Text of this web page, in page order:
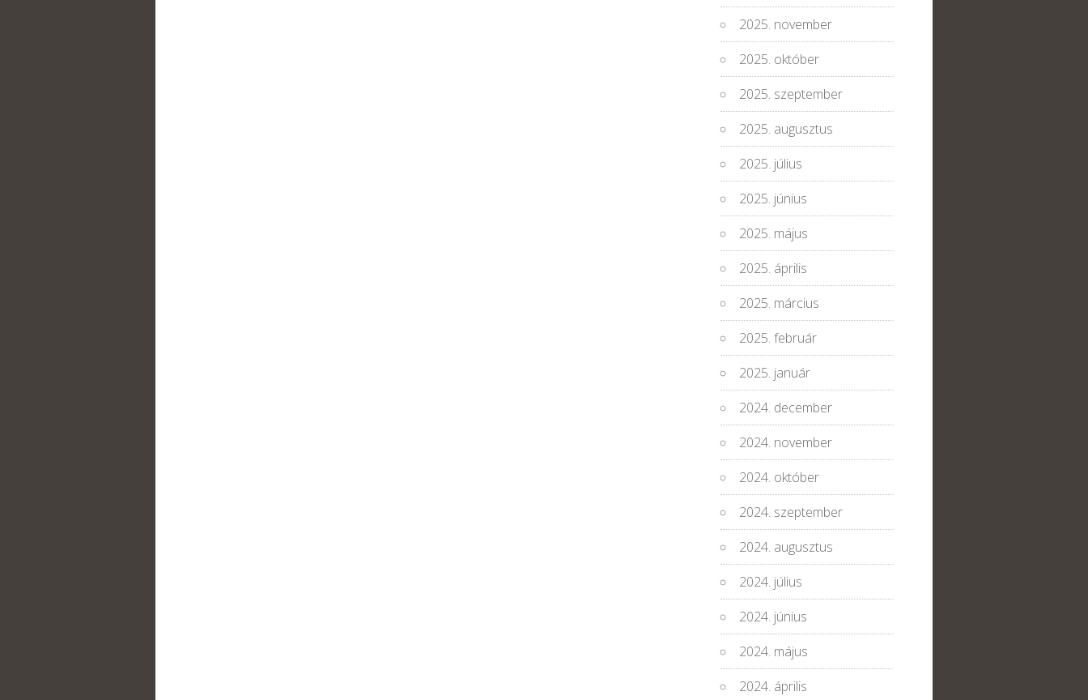
2025. november
2025. október
2025. szeptember
2025. augusztus
2025. július
2025. június
2025. május
2025. április
2025. március
2025. február
2025. január
2024. december
2024. november
2024. október
2024. szeptember
2024. augusztus
2024. július
2024. június
2024. május
2024. április